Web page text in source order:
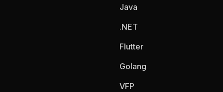
Java
.NET
Flutter
Golang
VFP